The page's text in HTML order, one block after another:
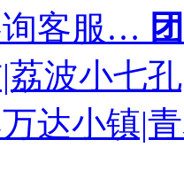
客服…
波小七
达小镇|